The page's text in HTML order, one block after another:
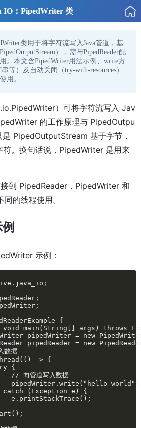
IO：PipedWriter 类
类用于将字符流写入Java管道，基
），需与PipedReader配
。本文含PipedWriter用法示例、write方
等）及自动关闭（try-with-resources）
用。
）可将字符流写入 Jav
的工作原理与 PipedOutpu
PipedOutputStream 基于字节，
。换句话说，PipedWriter 是用来
到 PipedReader，PipedWriter 和
的线程使用。
示例：
{
main(String[] args) throws
pipedWriter = new
= new
据
-> {
写入数据
e) {